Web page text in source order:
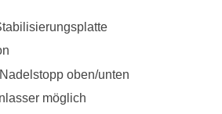
oben/unten
möglich